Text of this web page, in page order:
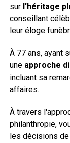
sur l'héritage
conseillant
leur éloge
À 77 ans, ayant
une approche
incluant sa
affaires.
À travers
philanthropie,
les décisions